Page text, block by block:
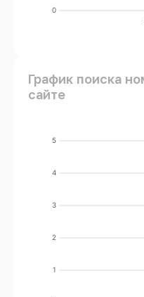
0
График поиска
сайте
1
2
3
4
5